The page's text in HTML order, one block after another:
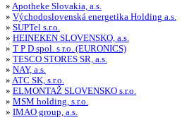
» Apotheke Slovakia, a.s.
» Východoslovenská energetika Holding a.s.
» SUPTel s.r.o.
» HEINEKEN SLOVENSKO, a.s.
» T P D spol. s r.o. (EURONICS)
» TESCO STORES SR, a.s.
» NAY, a.s.
» ATC SK, s.r.o.
» ELMONTAŽ SLOVENSKO s.r.o.
» MSM holding, s.r.o.
» IMAO group, a.s.